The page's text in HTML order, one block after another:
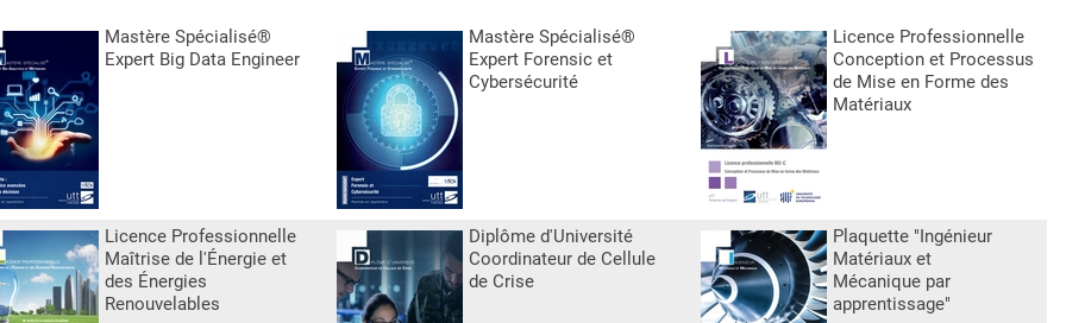
Mastère Spécialisé®
Expert Big Data Engineer
Mastère Spécialisé®
Expert Forensic et
Cybersécurité
Licence Professionnelle
Conception et Processus
de Mise en Forme des
Matériaux
Licence Professionnelle
Maîtrise de l'Énergie et
des Énergies
Renouvelables
Diplôme d'Université
Coordinateur de Cellule
de Crise
Plaquette "Ingénieur
Matériaux et
Mécanique par
apprentissage"